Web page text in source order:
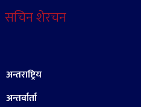
सचिन शेरचन
अन्तराष्ट्रिय
अन्तर्वार्ता